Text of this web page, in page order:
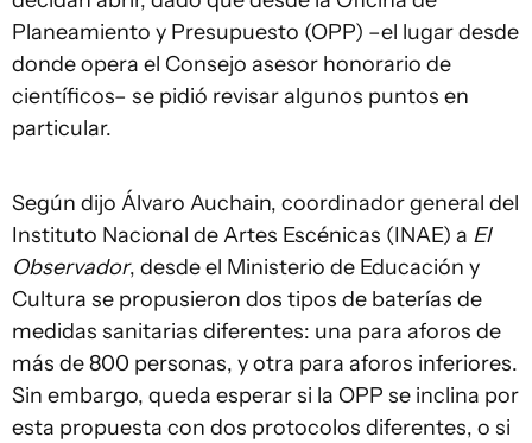
Planeamiento y Presupuesto (OPP) –el lugar desde
donde opera el Consejo asesor honorario de
científicos– se pidió revisar algunos puntos en
particular.
Según dijo Álvaro Auchain, coordinador general del
Instituto Nacional de Artes Escénicas (INAE) a El
Observador, desde el Ministerio de Educación y
Cultura se propusieron dos tipos de baterías de
medidas sanitarias diferentes: una para aforos de
más de 800 personas, y otra para aforos inferiores.
Sin embargo, queda esperar si la OPP se inclina por
esta propuesta con dos protocolos diferentes, o si